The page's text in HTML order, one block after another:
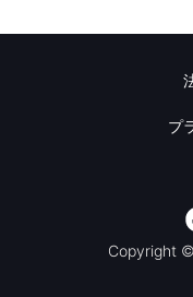
プ
Copyright